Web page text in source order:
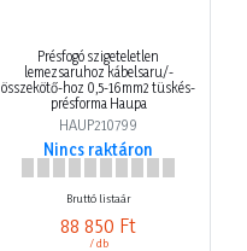
Présfogó szigeteletlen
lemezsaruhoz kábelsaru/-
összekötő-hoz 0,5-16mm2 tüskés-
présforma Haupa
HAUP210799
Nincs raktáron
Bruttó listaár
88 850 Ft
/ db